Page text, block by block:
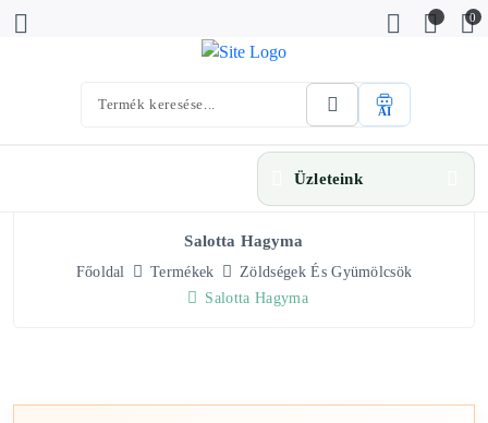
0
AI
Üzleteink
Salotta Hagyma
Főoldal Termékek
Zöldségek És Gyümölcsök
Salotta Hagyma